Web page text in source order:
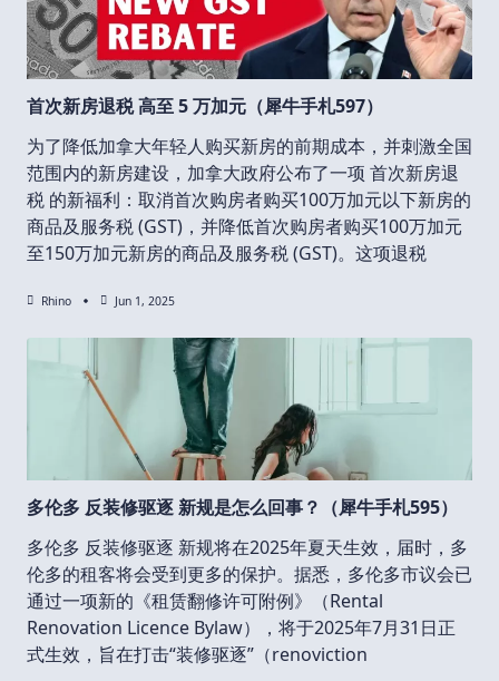
首次新房退税 高至 5 万加元（犀牛手札597）
为了降低加拿大年轻人购买新房的前期成本，并刺激全国
范围内的新房建设，加拿大政府公布了一项 首次新房退
税 的新福利：取消首次购房者购买100万加元以下新房的
商品及服务税 (GST)，并降低首次购房者购买100万加元
至150万加元新房的商品及服务税 (GST)。这项退税
Rhino Jun 1, 2025
多伦多 反装修驱逐 新规是怎么回事？（犀牛手札595）
多伦多 反装修驱逐 新规将在2025年夏天生效，届时，多
伦多的租客将会受到更多的保护。据悉，多伦多市议会已
通过一项新的《租赁翻修许可附例》（Rental
Renovation Licence Bylaw），将于2025年7月31日正
式生效，旨在打击“装修驱逐”（renoviction